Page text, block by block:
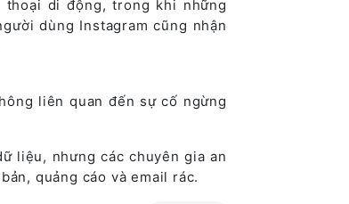
di động, trong khi những
dùng Instagram cũng nhận
liên quan đến sự cố ngừng
liệu, nhưng các chuyên gia an
quảng cáo và email rác.